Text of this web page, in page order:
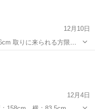
12月10日
12月4日